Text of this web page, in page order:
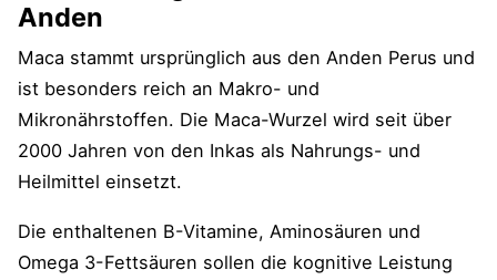
Anden
Maca stammt ursprünglich aus den Anden Perus und
ist besonders reich an Makro- und
Mikronährstoffen. Die Maca-Wurzel wird seit über
2000 Jahren von den Inkas als Nahrungs- und
Heilmittel einsetzt.
Die enthaltenen B-Vitamine, Aminosäuren und
Omega 3-Fettsäuren sollen die kognitive Leistung